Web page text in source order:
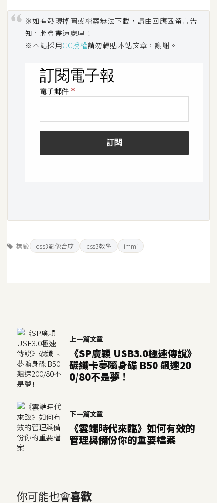
※如有發現掉圖或檔案無法下載，請由回應區留言告
知，將會盡速處理！
※本站採用CC授權請勿轉貼本站文章，謝謝。
標籤 css3影像合成 css3教學 immi
上一篇文章
《SP廣穎 USB3.0極速傳說》
碳纖卡夢隨身碟 B50 飆速20
0/80不是夢 !
下一篇文章
《雲端時代來臨》如何有效的
管理與備份你的重要檔案
你可能也會喜歡